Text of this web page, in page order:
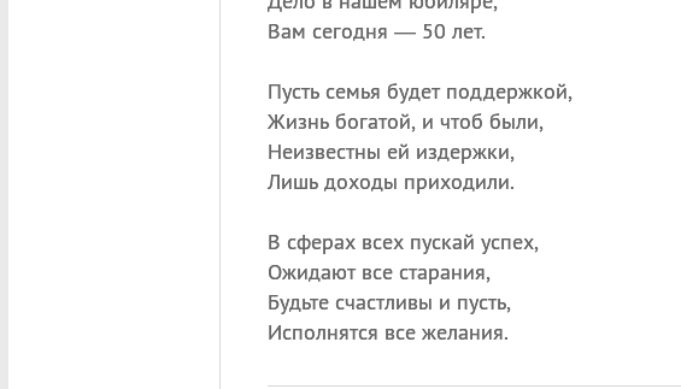
Вам сегодня — 50 лет.
Пусть семья будет поддержкой,
Жизнь богатой, и чтоб были,
Неизвестны ей издержки,
Лишь доходы приходили.
В сферах всех пускай успех,
Ожидают все старания,
Будьте счастливы и пусть,
Исполнятся все желания.